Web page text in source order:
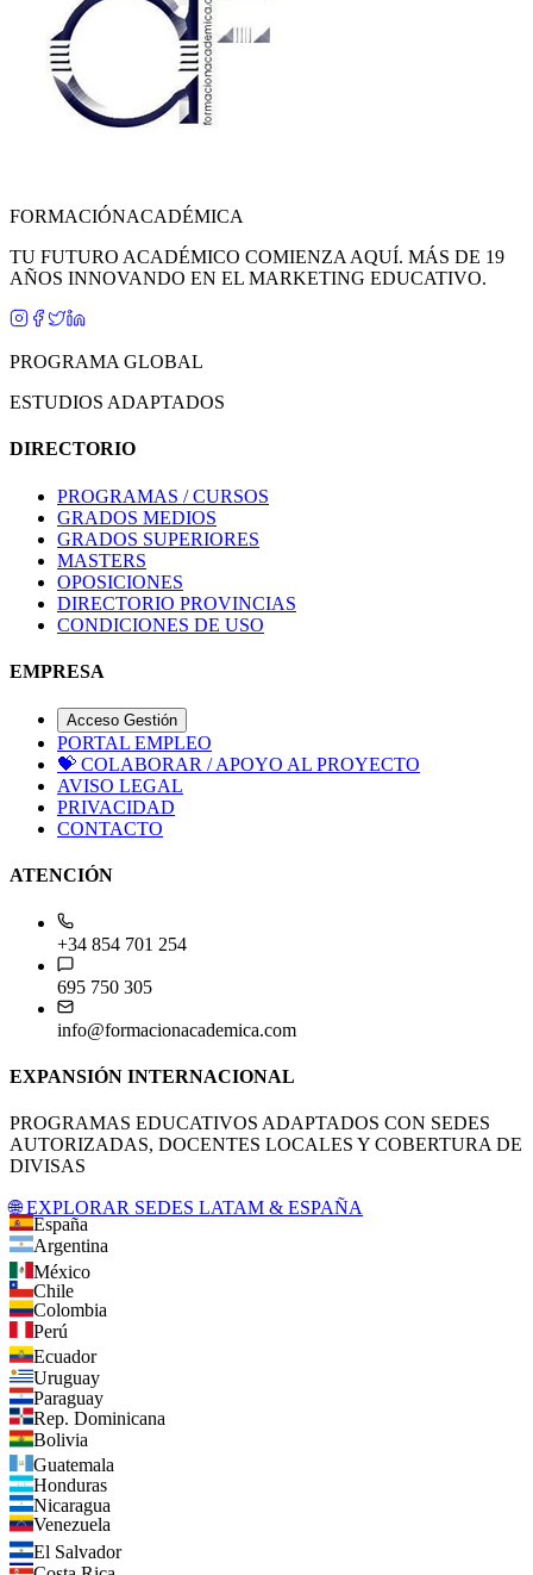
FORMACIÓNACADÉMICA
TU FUTURO ACADÉMICO COMIENZA AQUÍ. MÁS DE 19
AÑOS INNOVANDO EN EL MARKETING EDUCATIVO.
PROGRAMA GLOBAL
ESTUDIOS ADAPTADOS
DIRECTORIO
PROGRAMAS / CURSOS
GRADOS MEDIOS
GRADOS SUPERIORES
MASTERS
OPOSICIONES
DIRECTORIO PROVINCIAS
CONDICIONES DE USO
EMPRESA
Acceso Gestión
PORTAL EMPLEO
💝 COLABORAR / APOYO AL PROYECTO
AVISO LEGAL
PRIVACIDAD
CONTACTO
ATENCIÓN
+34 854 701 254
695 750 305
info@formacionacademica.com
EXPANSIÓN INTERNACIONAL
PROGRAMAS EDUCATIVOS ADAPTADOS CON SEDES
AUTORIZADAS, DOCENTES LOCALES Y COBERTURA DE
DIVISAS
🌐 EXPLORAR SEDES LATAM & ESPAÑA
España
Argentina
México
Chile
Colombia
Perú
Ecuador
Uruguay
Paraguay
Rep. Dominicana
Bolivia
Guatemala
Honduras
Nicaragua
Venezuela
El Salvador